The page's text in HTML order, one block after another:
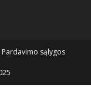
Pardavimo sąlygos